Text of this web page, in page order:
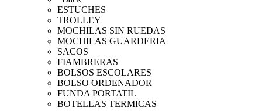
ESTUCHES
TROLLEY
MOCHILAS SIN RUEDAS
MOCHILAS GUARDERIA
SACOS
FIAMBRERAS
BOLSOS ESCOLARES
BOLSO ORDENADOR
FUNDA PORTATIL
BOTELLAS TERMICAS